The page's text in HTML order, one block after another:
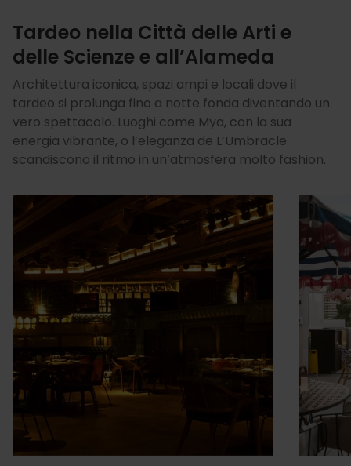
Tardeo nella Città delle Arti e
delle Scienze e all’Alameda
Architettura iconica, spazi ampi e locali dove il
tardeo si prolunga fino a notte fonda diventando un
vero spettacolo. Luoghi come Mya, con la sua
energia vibrante, o l’eleganza de L’Umbracle
scandiscono il ritmo in un’atmosfera molto fashion.